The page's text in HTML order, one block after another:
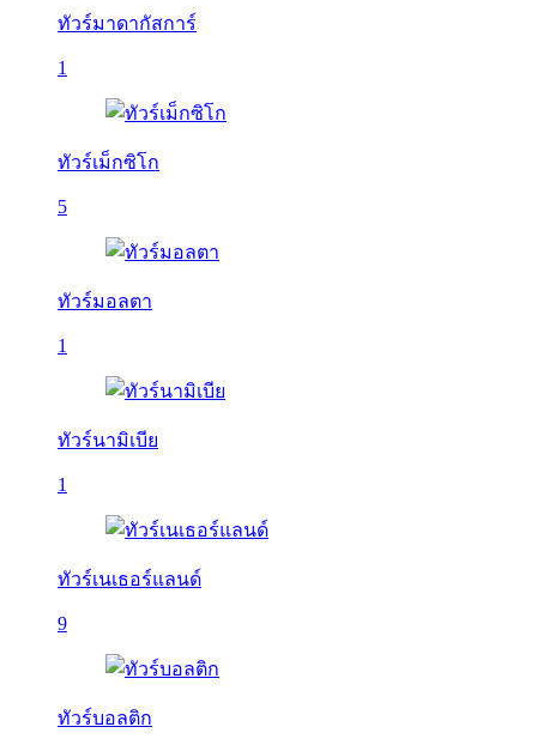
ทัวร์มาดากัสการ์
1
ทัวร์เม็กซิโก
5
ทัวร์มอลตา
1
ทัวร์นามิเบีย
1
ทัวร์เนเธอร์แลนด์
9
ทัวร์บอลติก